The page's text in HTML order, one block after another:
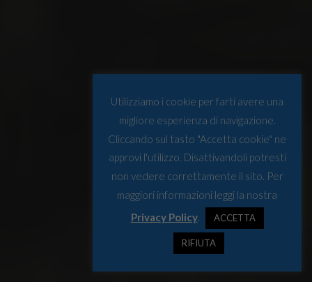
Utilizziamo i cookie per farti avere una
migliore esperienza di navigazione.
Cliccando sul tasto "Accetta cookie" ne
approvi l'utilizzo. Disattivandoli potresti
non vedere correttamente il sito. Per
maggiori informazioni leggi la nostra
Privacy Policy. ACCETTA
RIFIUTA